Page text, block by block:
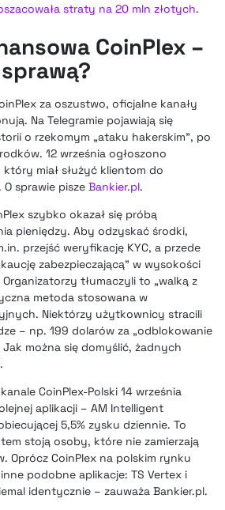
straty na 20 mln złotych.
CoinPlex –
za oszustwo, oficjalne kanały
Na Telegramie pojawiają się
o rzekomym „ataku hakerskim”, po
12 września ogłoszono
miał służyć klientom do
sprawie pisze Bankier.pl.
szybko okazał się próbą
pieniędzy. Aby odzyskać środki,
przejść weryfikację KYC, a przede
zabezpieczającą” w wysokości
tłumaczyli to „walką z
metoda stosowana w
Niektórzy użytkownicy stracili
– np. 199 dolarów za „odblokowanie
Jak można się domyślić, żadnych
CoinPlex-Polski 14 września
aplikacji – AM Intelligent
5,5% zysku dziennie. To
stoją osoby, które nie zamierzają
Oprócz CoinPlex na polskim rynku
podobne aplikacje: TS Vertex i
identycznie – zauważa Bankier.pl.